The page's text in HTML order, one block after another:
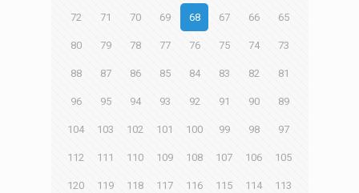
65
66
67
68
69
70
71
72
73
74
75
76
77
78
79
80
81
82
83
84
85
86
87
88
89
90
91
92
93
94
95
96
97
98
99
100
101
102
103
104
105
106
107
108
109
110
111
112
113
114
115
116
117
118
119
120